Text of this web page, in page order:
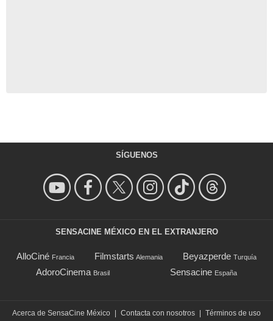
SÍGUENOS
SENSACINE MÉXICO EN EL EXTRANJERO
AlloCiné Francia Filmstarts Alemania Beyazperde Turquía
AdoroCinema Brasil Sensacine España
Acerca de SensaCine México Contacta con nosotros Términos de uso